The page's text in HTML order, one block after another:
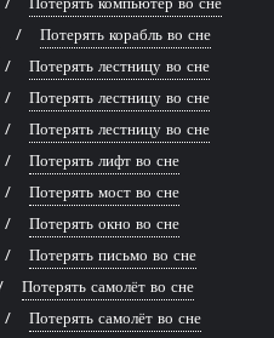
Потерять корабль во сне
Потерять лестницу во сне
Потерять лестницу во сне
Потерять лестницу во сне
Потерять лифт во сне
Потерять мост во сне
Потерять окно во сне
Потерять письмо во сне
Потерять самолёт во сне
Потерять самолёт во сне